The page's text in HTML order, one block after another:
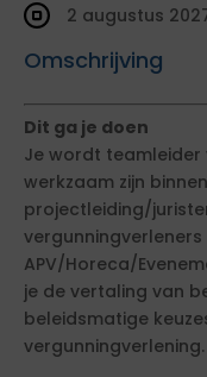
Omschrijving
2 augustus
Dit ga je doen
Je wordt teamleider
werkzaam zijn
projectleiding/
APV/Horeca/
je de vertaling van
beleidsmatige
vergunningverlening.